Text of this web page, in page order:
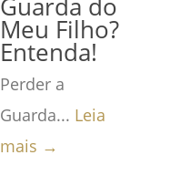
Guarda do
Meu Filho?
Entenda!
Perder a
Guarda... Leia
mais →